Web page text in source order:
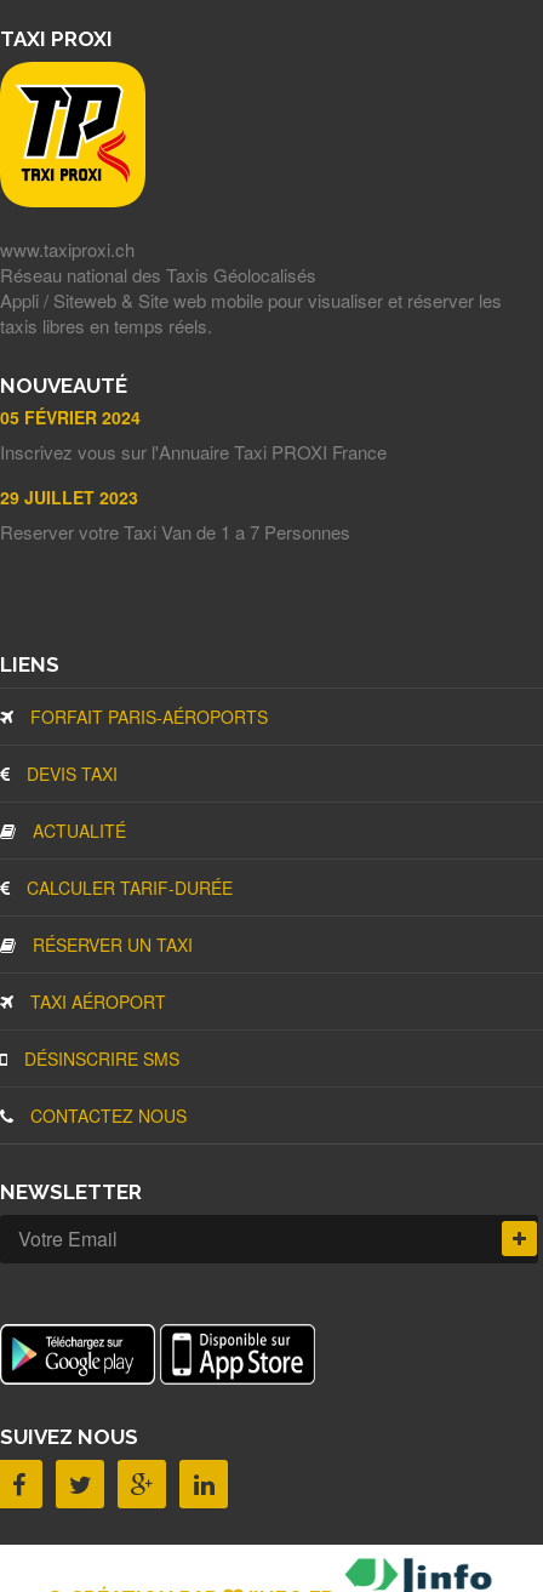
TAXI PROXI
www.taxiproxi.ch
Réseau national des Taxis Géolocalisés
Appli / Siteweb & Site web mobile pour visualiser et réserver les
taxis libres en temps réels.
NOUVEAUTÉ
05 FÉVRIER 2024
Inscrivez vous sur l'Annuaire Taxi PROXI France
29 JUILLET 2023
Reserver votre Taxi Van de 1 a 7 Personnes
LIENS
FORFAIT PARIS-AÉROPORTS
DEVIS TAXI
ACTUALITÉ
CALCULER TARIF-DURÉE
RÉSERVER UN TAXI
TAXI AÉROPORT
DÉSINSCRIRE SMS
CONTACTEZ NOUS
NEWSLETTER
SUIVEZ NOUS